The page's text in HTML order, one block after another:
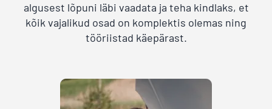
algusest lõpuni läbi vaadata ja teha kindlaks, et
kõik vajalikud osad on komplektis olemas ning
tööriistad käepärast.